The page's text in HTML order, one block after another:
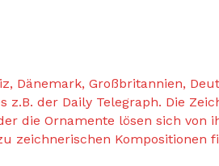
Dänemark, Großbritannien,
der Daily Telegraph. Die
die Ornamente lösen sich von
zeichnerischen Kompositionen